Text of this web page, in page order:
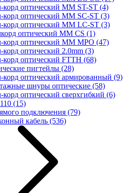
корд оптический MM ST-ST (4)
корд оптический MM SC-ST (3)
корд оптический MM LC-ST (3)
оптический MM CS (1)
корд оптический MM MPO (47)
корд оптический 2.0mm (3)
корд оптический FTTH (68)
пигтейлы (28)
корд оптический армированный (9)
шнуры оптические (58)
корд оптический сверхгибкий (6)
(15)
подключения (79)
кабель (536)